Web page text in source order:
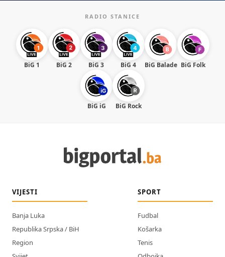
RADIO STANICE
BiG 1 BiG 2 BiG 3 BiG 4 BiG Balade BiG Folk
BiG iG BiG Rock
VIJESTI
Banja Luka
Republika Srpska / BiH
Region
SPORT
Fudbal
Košarka
Tenis